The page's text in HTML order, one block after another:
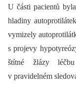
U části pacientů
hladiny
vymizely
s projevy
štítné žlázy
v pravidelném